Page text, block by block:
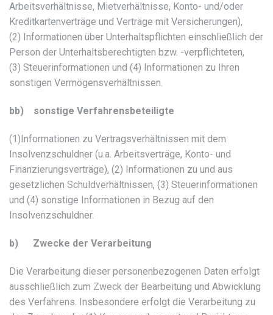
Arbeitsverhältnisse, Mietverhältnisse, Konto- und/oder
Kreditkartenverträge und Verträge mit Versicherungen),
(2) Informationen über Unterhaltspflichten einschließlich der
Person der Unterhaltsberechtigten bzw. -verpflichteten,
(3) Steuerinformationen und (4) Informationen zu Ihren
sonstigen Vermögensverhältnissen.
bb) sonstige Verfahrensbeteiligte
(1)Informationen zu Vertragsverhältnissen mit dem
Insolvenzschuldner (u.a. Arbeitsverträge, Konto- und
Finanzierungsverträge), (2) Informationen zu und aus
gesetzlichen Schuldverhältnissen, (3) Steuerinformationen
und (4) sonstige Informationen in Bezug auf den
Insolvenzschuldner.
b) Zwecke der Verarbeitung
Die Verarbeitung dieser personenbezogenen Daten erfolgt
ausschließlich zum Zweck der Bearbeitung und Abwicklung
des Verfahrens. Insbesondere erfolgt die Verarbeitung zu